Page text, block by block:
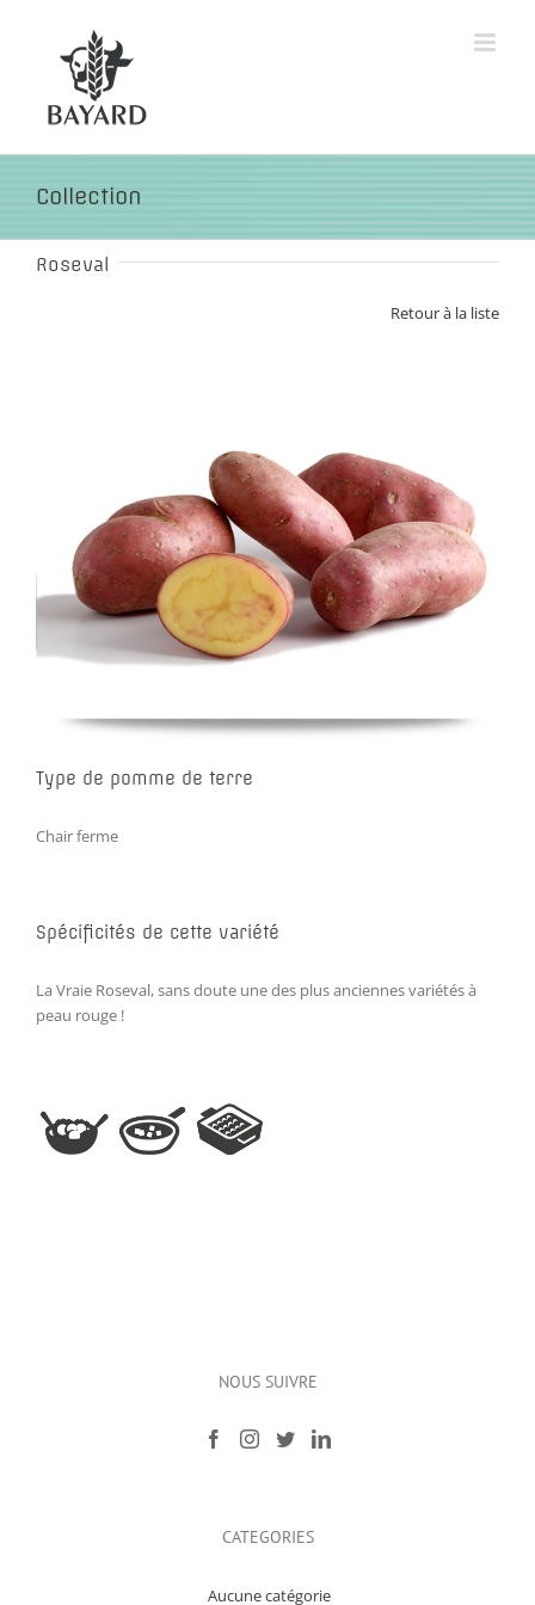
Collection
Roseval
Retour à la liste
Type de pomme de terre
Chair ferme
Spécificités de cette variété
La Vraie Roseval, sans doute une des plus anciennes variétés à
peau rouge !
NOUS SUIVRE
CATEGORIES
Aucune catégorie